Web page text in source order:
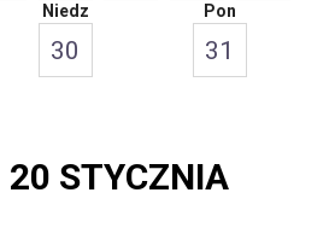
Niedz
30
Pon
31
20 STYCZNIA